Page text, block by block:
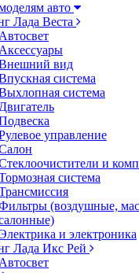
авто
Лада Веста
Автосвет
Аксессуары
вид
система
система
Двигатель
управление
и
система
(воздушные,
и электроника
Лада Икс Рей
Автосвет